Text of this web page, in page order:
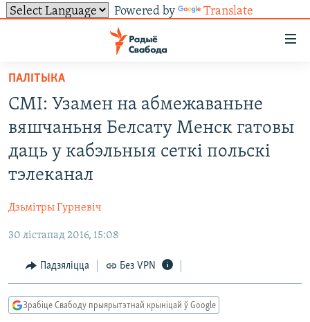
Powered by Translate
ўнівэрсальнага
доступу
Перайсьці
да
галоўнага
зьместу
Перайсьці
да
галоўнай
навігацыі
Перайсьці
пошуку
ЭКАНОМІКА
ВАЙНА
БЕЛАРУСЫ НА ВАЙНЕ
КУЛЬТУРА
ПАДКАСТЫ
КНІГІ
АЎДЫЁКНІГІ
МОВА
ПАДКАСТЫ
FACEBOOK
TWITTER
САЧЫЦЕ ЗА АБНАЎЛЕНЬНЯМІ
Усе сайты РС/РСЭ
ПАЛІТЫКА
СМІ: Узамен на абмежаваньне
вяшчаньня Белсату Менск гатовы
даць у кабэльныя сеткі польскі
тэлеканал
Дзьмітры Гурневіч
30 лістапад 2016, 15:08
Падзяліцца Без VPN
Зрабіце Свабоду прыярытэтнай крыніцай ў Google